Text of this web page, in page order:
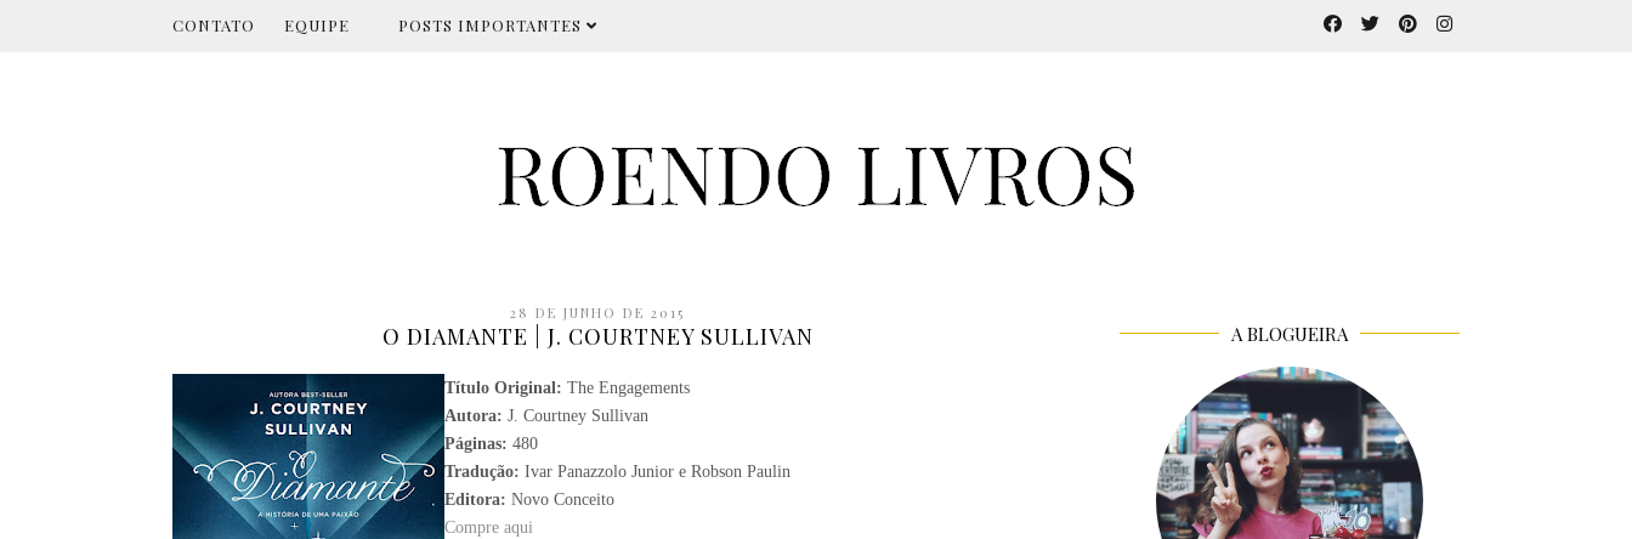
CONTATO EQUIPE POSTS IMPORTANTES
28 DE JUNHO DE 2015
O DIAMANTE | J. COURTNEY SULLIVAN
Título Original: The Engagements
Autora: J. Courtney Sullivan
Páginas: 480
Tradução: Ivar Panazzolo Junior e Robson Paulin
Editora: Novo Conceito
Compre aqui
A BLOGUEIRA